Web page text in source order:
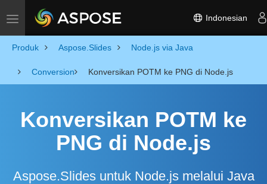
Toggle navigation Indonesian
Produk Aspose.Slides Node.js via Java
Conversion Konversikan POTM ke PNG di Node.js
Konversikan POTM ke
PNG di Node.js
Aspose.Slides untuk Node.js melalui Java